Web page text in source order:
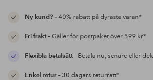
Ny kund?– 40% rabatt på dyraste varan*
Fri frakt– Gäller för postpaket över 599 kr*
Flexibla betalsätt– Betala nu, senare eller
Enkel retur– 30 dagars returrätt*